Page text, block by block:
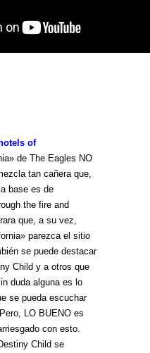
of
de The Eagles NO
tan cañera que,
base es de
the fire and
que, a su vez,
parezca el sitio
se puede destacar
Child y a otros que
duda alguna es lo
se pueda escuchar
LO BUENO es
con esto.
Child se